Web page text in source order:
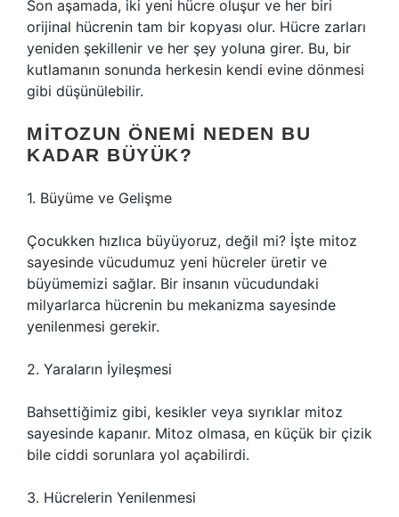
Son aşamada, iki yeni hücre oluşur ve her biri
orijinal hücrenin tam bir kopyası olur. Hücre zarları
yeniden şekillenir ve her şey yoluna girer. Bu, bir
kutlamanın sonunda herkesin kendi evine dönmesi
gibi düşünülebilir.
MITOZUN ÖNEMI NEDEN BU
KADAR BÜYÜK?
1. Büyüme ve Gelişme
Çocukken hızlıca büyüyoruz, değil mi? İşte mitoz
sayesinde vücudumuz yeni hücreler üretir ve
büyümemizi sağlar. Bir insanın vücudundaki
milyarlarca hücrenin bu mekanizma sayesinde
yenilenmesi gerekir.
2. Yaraların İyileşmesi
Bahsettiğimiz gibi, kesikler veya sıyrıklar mitoz
sayesinde kapanır. Mitoz olmasa, en küçük bir çizik
bile ciddi sorunlara yol açabilirdi.
3. Hücrelerin Yenilenmesi